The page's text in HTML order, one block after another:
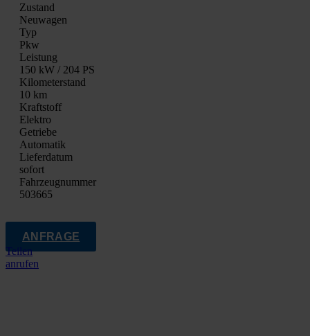
Zustand
Neu­wa­gen
Typ
Pkw
Leis­tung
150 kW / 204 PS
Kilo­me­ter­stand
10 km
Kraft­stoff
Elek­tro
Getrie­be
Auto­ma­tik
Lie­fer­da­tum
sofort
Fahrzeugnummer
503665
ANFRAGE
Teilen
anrufen